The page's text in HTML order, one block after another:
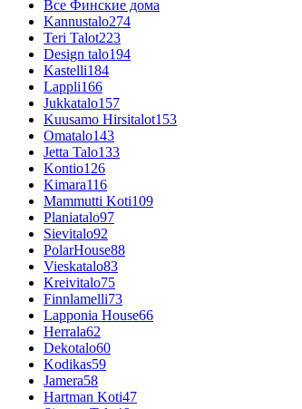
Все Финские дома
Kannustalo274
Teri Talot223
Design talo194
Kastelli184
Lappli166
Jukkatalo157
Kuusamo Hirsitalot153
Omatalo143
Jetta Talo133
Kontio126
Kimara116
Mammutti Koti109
Planiatalo97
Sievitalo92
PolarHouse88
Vieskatalo83
Kreivitalo75
Finnlamelli73
Lapponia House66
Herrala62
Dekotalo60
Kodikas59
Jamera58
Hartman Koti47